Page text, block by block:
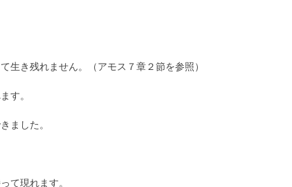
生き残れません。（アモス７章２節を参照）
す。
ました。
て現れます。